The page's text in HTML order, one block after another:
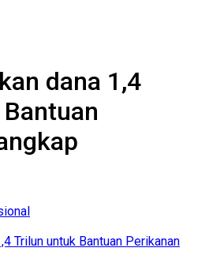
dana 1,4